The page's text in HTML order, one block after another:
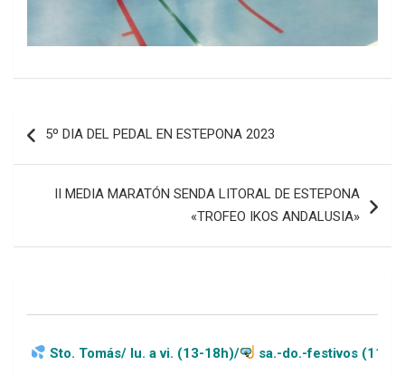
de
5º DIA DEL PEDAL EN ESTEPONA 2023
II MEDIA MARATÓN SENDA LITORAL DE ESTEPONA
«TROFEO IKOS ANDALUSIA»
lu. a vi. (13-18h)/ sa.-do.-festivos (11-20h)